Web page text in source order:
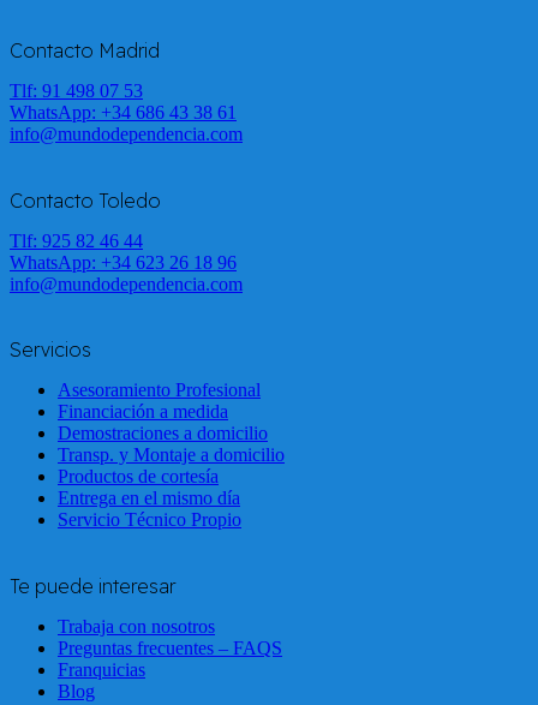
Contacto Madrid
Tlf: 91 498 07 53
WhatsApp: +34 686 43 38 61
info@mundodependencia.com
Contacto Toledo
Tlf: 925 82 46 44
WhatsApp: +34 623 26 18 96
info@mundodependencia.com
Servicios
Asesoramiento Profesional
Financiación a medida
Demostraciones a domicilio
Transp. y Montaje a domicilio
Productos de cortesía
Entrega en el mismo día
Servicio Técnico Propio
Te puede interesar
Trabaja con nosotros
Preguntas frecuentes – FAQS
Franquicias
Blog